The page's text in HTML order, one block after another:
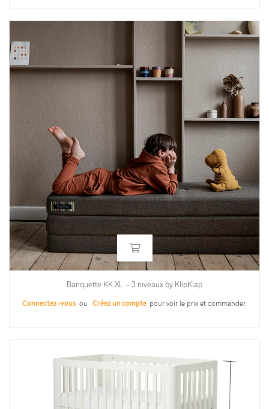
Banquette KK XL – 3 niveaux by KlipKlap
Connectez-vous ou Créez un compte pour voir le prix et commander.